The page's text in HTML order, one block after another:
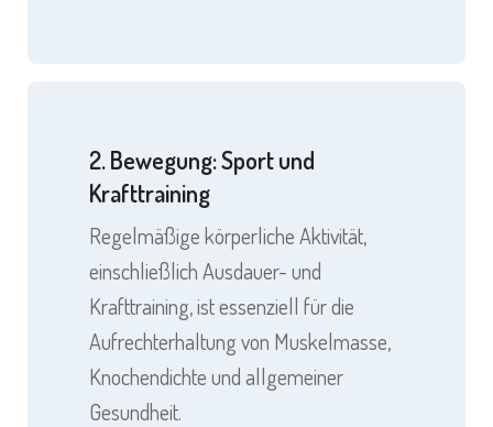
2. Bewegung: Sport und
Krafttraining
Regelmäßige körperliche Aktivität,
einschließlich Ausdauer- und
Krafttraining, ist essenziell für die
Aufrechterhaltung von Muskelmasse,
Knochendichte und allgemeiner
Gesundheit.